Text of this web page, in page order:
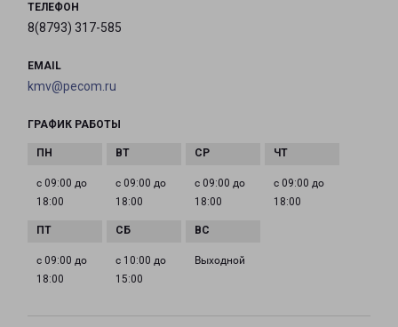
ТЕЛЕФОН
8(8793) 317-585
EMAIL
kmv@pecom.ru
ГРАФИК РАБОТЫ
с 09:00 до
18:00
с 09:00 до
18:00
с 09:00 до
18:00
с 09:00 до
18:00
с 09:00 до
18:00
с 10:00 до
15:00
Выходной